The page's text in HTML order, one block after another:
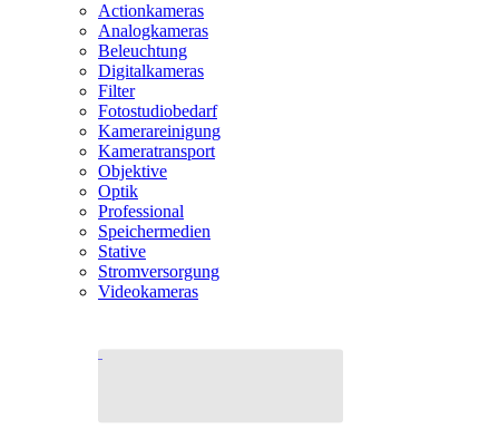
Actionkameras
Analogkameras
Beleuchtung
Digitalkameras
Filter
Fotostudiobedarf
Kamerareinigung
Kameratransport
Objektive
Optik
Professional
Speichermedien
Stative
Stromversorgung
Videokameras